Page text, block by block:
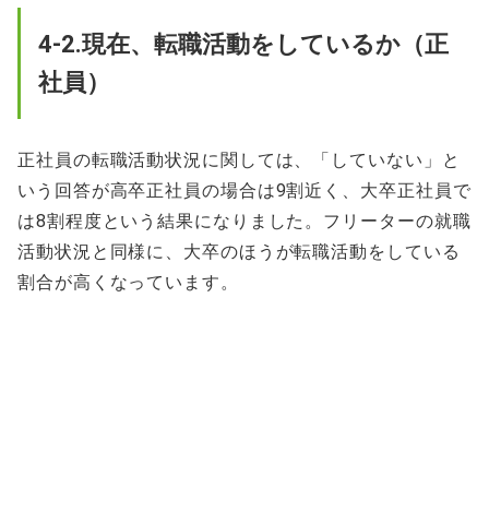
4-2.現在、転職活動をしているか（正
社員）
正社員の転職活動状況に関しては、「していない」と
いう回答が高卒正社員の場合は9割近く、大卒正社員で
は8割程度という結果になりました。フリーターの就職
活動状況と同様に、大卒のほうが転職活動をしている
割合が高くなっています。